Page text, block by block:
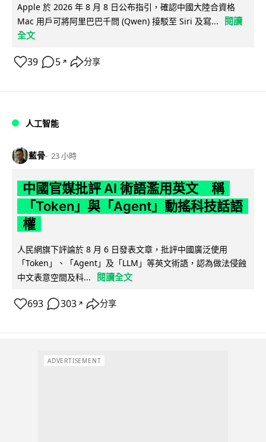
Apple 於 2026 年 8 月 8 日公布指引，確認中國大陸合資格
Mac 用戶可將阿里巴巴千問 (Qwen) 接駁至 Siri 及寫...
閱讀
全文
39 5 ↗ 分享
人工智能
藍骨 23 小時
中國官媒批評 AI 術語濫用英文 稱
「Token」與「Agent」動搖科技話語
權
人民網旗下評論於 8 月 6 日發表文章，批評中國廣泛使用
「Token」、「Agent」及「LLM」等英文術語，認為做法侵蝕
中文表意空間及科...
閱讀全文
693 303 ↗ 分享
ADVERTISEMENT